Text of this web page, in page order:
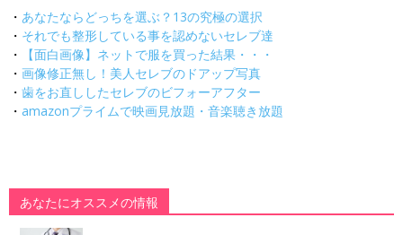
・ あなたならどっちを選ぶ？13の究極の選択
・ それでも整形している事を認めないセレブ達
・
【面白画像】ネットで服を買った結果・・・
・ 画像修正無し！美人セレブのドアップ写真
・ 歯をお直ししたセレブのビフォーアフター
・ amazonプライムで映画見放題・音楽聴き放題
あなたにオススメの情報